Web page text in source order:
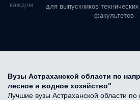
в каждом
для выпускников
факультетов
Вузы Астраханской области по
лесное и водное хозяйство"
Лучшие вузы Астраханской области